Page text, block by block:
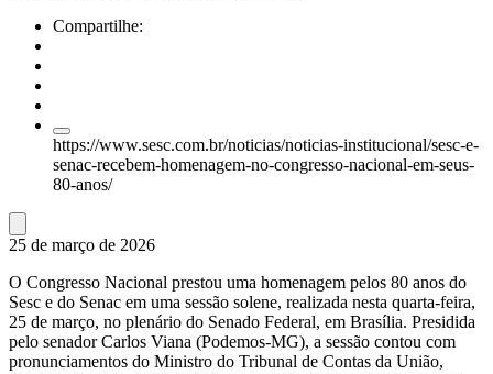
Compartilhe:
https://www.sesc.com.br/noticias/noticias-institucional/sesc-e-
senac-recebem-homenagem-no-congresso-nacional-em-seus-
80-anos/
25 de março de 2026
O Congresso Nacional prestou uma homenagem pelos 80 anos do
Sesc e do Senac em uma sessão solene, realizada nesta quarta-feira,
25 de março, no plenário do Senado Federal, em Brasília. Presidida
pelo senador Carlos Viana (Podemos-MG), a sessão contou com
pronunciamentos do Ministro do Tribunal de Contas da União,